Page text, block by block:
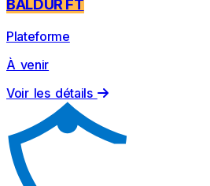
BALDUR FT
Plateforme
À venir
Voir les détails